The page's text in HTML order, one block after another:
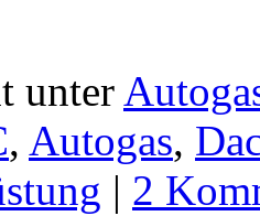
unter
, Autogas,
| 2